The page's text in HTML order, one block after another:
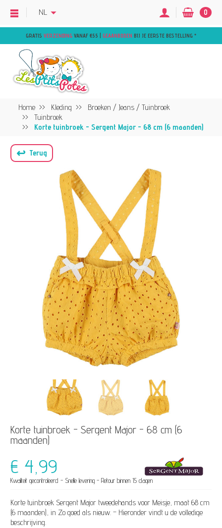
GRATIS VERZENDING VANAF €55 | GEAANBODEN BIJ JE EERSTE BESTELLING *
NL 0
Home Kleding
Broeken / Jeans / Tuinbroek
Tuinbroek
Korte tuinbroek - Sergent Major - 68 cm (6 maanden)
↩ Terug
Korte tuinbroek - Sergent Major - 68 cm (6
maanden)
€ 4,99
Kwaliteit gecontroleerd - Snelle levering - Retour binnen 15 dagen
Korte tuinbroek Sergent Major tweedehands voor Meisje, maat 68 cm
(6 maanden), in Zo goed als nieuw. – Hieronder vindt u de volledige
beschrijving.